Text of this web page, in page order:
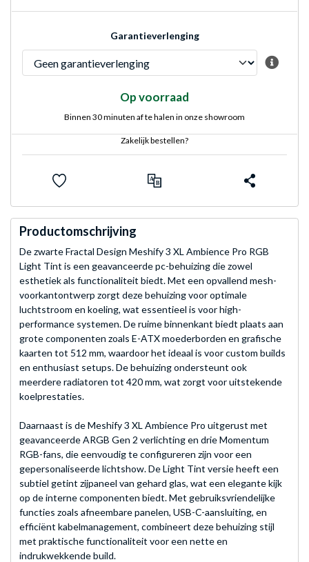
Garantieverlenging
Op voorraad
Binnen 30 minuten af te halen in onze showroom
Zakelijk bestellen?
Productomschrijving
De zwarte Fractal Design Meshify 3 XL Ambience Pro RGB
Light Tint is een geavanceerde pc-behuizing die zowel
esthetiek als functionaliteit biedt. Met een opvallend mesh-
voorkantontwerp zorgt deze behuizing voor optimale
luchtstroom en koeling, wat essentieel is voor high-
performance systemen. De ruime binnenkant biedt plaats aan
grote componenten zoals E-ATX moederborden en grafische
kaarten tot 512 mm, waardoor het ideaal is voor custom builds
en enthusiast setups. De behuizing ondersteunt ook
meerdere radiatoren tot 420 mm, wat zorgt voor uitstekende
koelprestaties.
Daarnaast is de Meshify 3 XL Ambience Pro uitgerust met
geavanceerde ARGB Gen 2 verlichting en drie Momentum
RGB-fans, die eenvoudig te configureren zijn voor een
gepersonaliseerde lichtshow. De Light Tint versie heeft een
subtiel getint zijpaneel van gehard glas, wat een elegante kijk
op de interne componenten biedt. Met gebruiksvriendelijke
functies zoals afneembare panelen, USB-C-aansluiting, en
efficiënt kabelmanagement, combineert deze behuizing stijl
met praktische functionaliteit voor een nette en
indrukwekkende build.